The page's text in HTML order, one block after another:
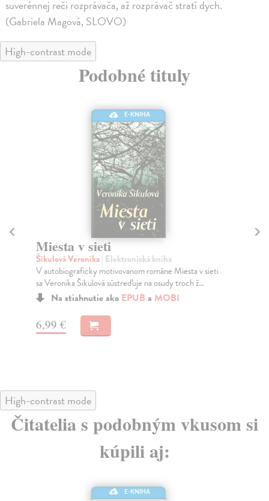
suverénnej reči rozprávača, až rozprávač stratí dych.
(Gabriela Magová, SLOVO)
High-contrast mode
Podobné tituly
E-KNIHA
Miesta v sieti
Šikulová Veronika| Elektronická kniha
V autobiograficky motivovanom románe Miesta v sieti
sa Veronika Šikulová sústreďuje na osudy troch ž...
Na stiahnutie ako EPUB a MOBI
6,99 €
High-contrast mode
Čitatelia s podobným vkusom si
kúpili aj:
E-KNIHA